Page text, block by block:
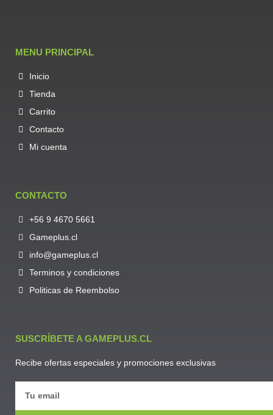
MENU PRINCIPAL
Inicio
Tienda
Carrito
Contacto
Mi cuenta
CONTACTO
+56 9 4670 5661
Gameplus.cl
info@gameplus.cl
Terminos y condiciones
Politicas de Reembolso
SUSCRÍBETE A GAMEPLUS.CL
Recibe ofertas especiales y promociones exclusivas